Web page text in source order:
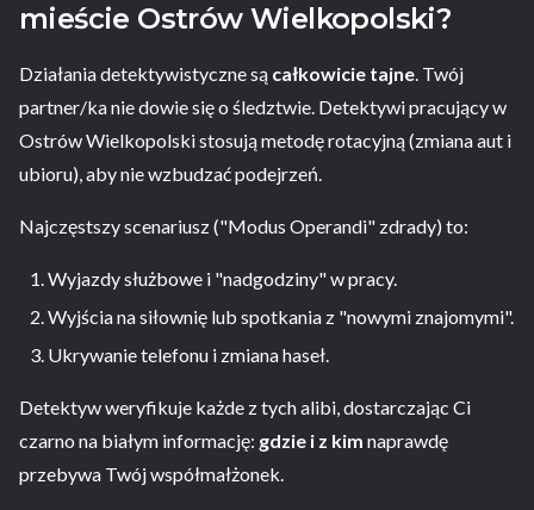
mieście Ostrów Wielkopolski?
Działania detektywistyczne są całkowicie tajne. Twój
partner/ka nie dowie się o śledztwie. Detektywi pracujący w
Ostrów Wielkopolski stosują metodę rotacyjną (zmiana aut i
ubioru), aby nie wzbudzać podejrzeń.
Najczęstszy scenariusz ("Modus Operandi" zdrady) to:
Wyjazdy służbowe i "nadgodziny" w pracy.
Wyjścia na siłownię lub spotkania z "nowymi znajomymi".
Ukrywanie telefonu i zmiana haseł.
Detektyw weryfikuje każde z tych alibi, dostarczając Ci
czarno na białym informację: gdzie i z kim naprawdę
przebywa Twój współmałżonek.